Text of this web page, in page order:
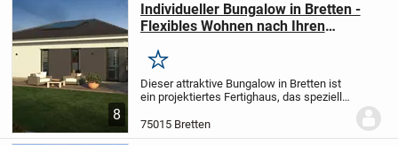
8
Individueller Bungalow in Bretten -
Flexibles Wohnen nach Ihren
Merken
Dieser attraktive Bungalow in Bretten ist
ein projektiertes Fertighaus, das speziell
Vorstellungen gestaltet wird. Mit einer
großzügigen Wohnfläche von 107,17 m²...
75015 Bretten